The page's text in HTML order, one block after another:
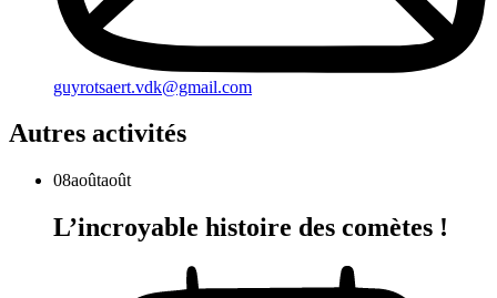
guyrotsaert.vdk@gmail.com
Autres activités
08aoûtaoût
L’incroyable histoire des comètes !